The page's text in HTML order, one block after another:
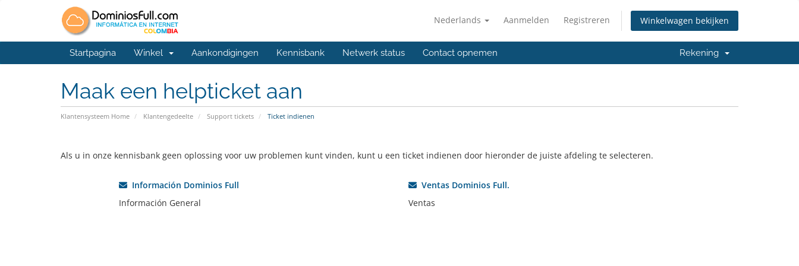
Nederlands Aanmelden Registreren Winkelwagen bekijken
Startpagina Winkel Aankondigingen Kennisbank Netwerk status Contact opnemen Rekening
Maak een helpticket aan
Klantensysteem Home Klantengedeelte Support tickets Ticket indienen
Als u in onze kennisbank geen oplossing voor uw problemen kunt vinden, kunt u een ticket indienen door hieronder de juiste afdeling te selecteren.
Información Dominios Full
Información General
Ventas Dominios Full.
Ventas